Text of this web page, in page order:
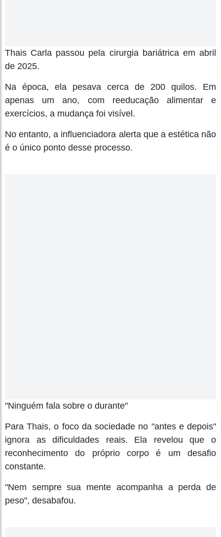
Thais Carla passou pela cirurgia bariátrica em abril
de 2025.
Na época, ela pesava cerca de 200 quilos. Em
apenas um ano, com reeducação alimentar e
exercícios, a mudança foi visível.
No entanto, a influenciadora alerta que a estética não
é o único ponto desse processo.
"Ninguém fala sobre o durante"
Para Thais, o foco da sociedade no "antes e depois"
ignora as dificuldades reais. Ela revelou que o
reconhecimento do próprio corpo é um desafio
constante.
"Nem sempre sua mente acompanha a perda de
peso", desabafou.